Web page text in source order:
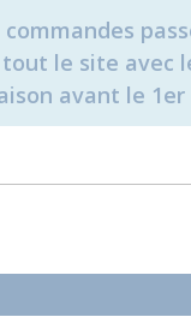
le site avec le
avant le